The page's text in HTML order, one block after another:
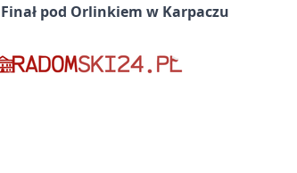
Finał pod Orlinkiem w Karpaczu